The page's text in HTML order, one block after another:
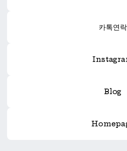
카톡연락
Blog